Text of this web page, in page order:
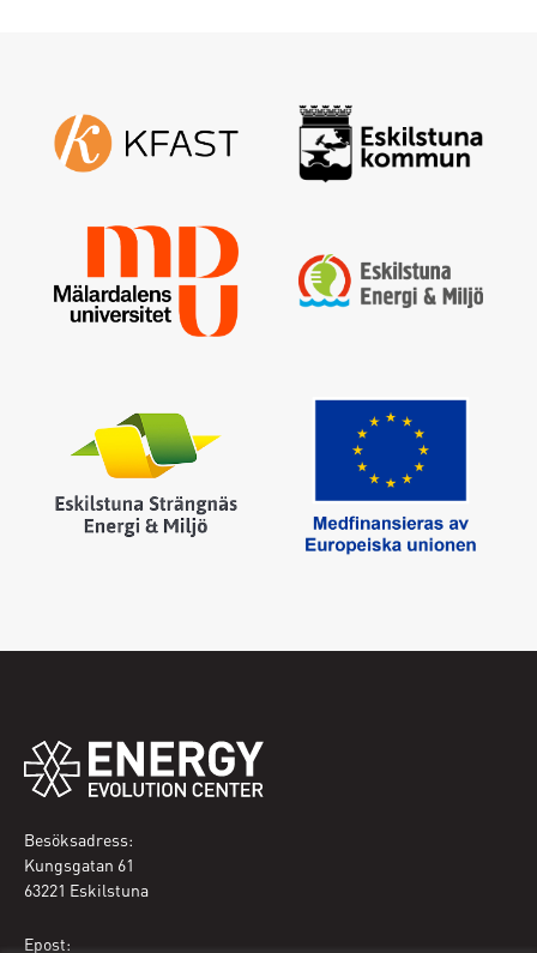
Besöksadress:
Kungsgatan 61
63221 Eskilstuna
Epost: